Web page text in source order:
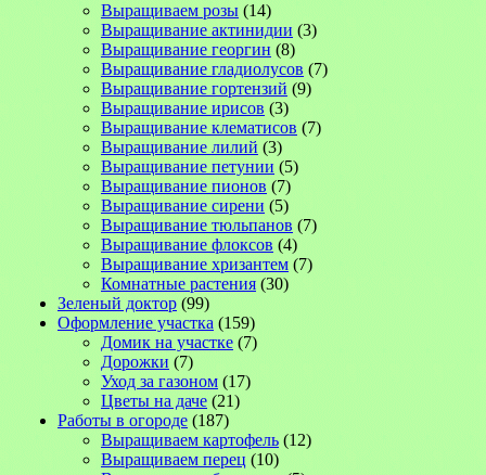
Выращиваем розы (14)
Выращивание актинидии (3)
Выращивание георгин (8)
Выращивание гладиолусов (7)
Выращивание гортензий (9)
Выращивание ирисов (3)
Выращивание клематисов (7)
Выращивание лилий (3)
Выращивание петунии (5)
Выращивание пионов (7)
Выращивание сирени (5)
Выращивание тюльпанов (7)
Выращивание флоксов (4)
Выращивание хризантем (7)
Комнатные растения (30)
Зеленый доктор (99)
Оформление участка (159)
Домик на участке (7)
Дорожки (7)
Уход за газоном (17)
Цветы на даче (21)
Работы в огороде (187)
Выращиваем картофель (12)
Выращиваем перец (10)